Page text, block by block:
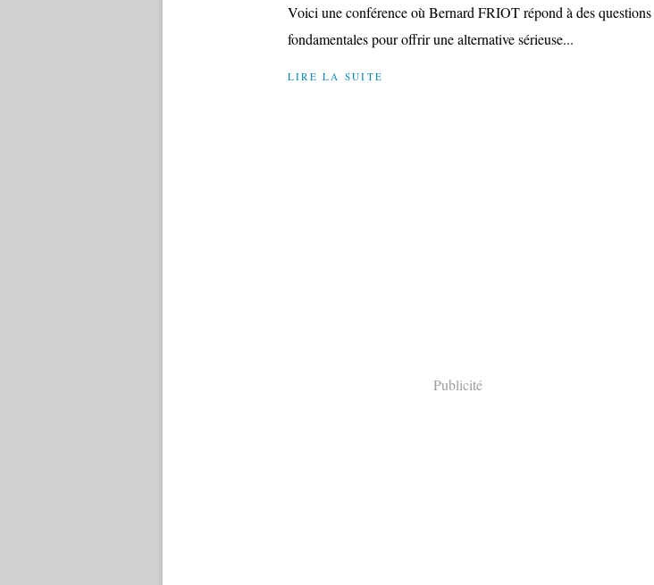
Voici une conférence où Bernard FRIOT répond à des questions
fondamentales pour offrir une alternative sérieuse...
LIRE LA SUITE
Publicité